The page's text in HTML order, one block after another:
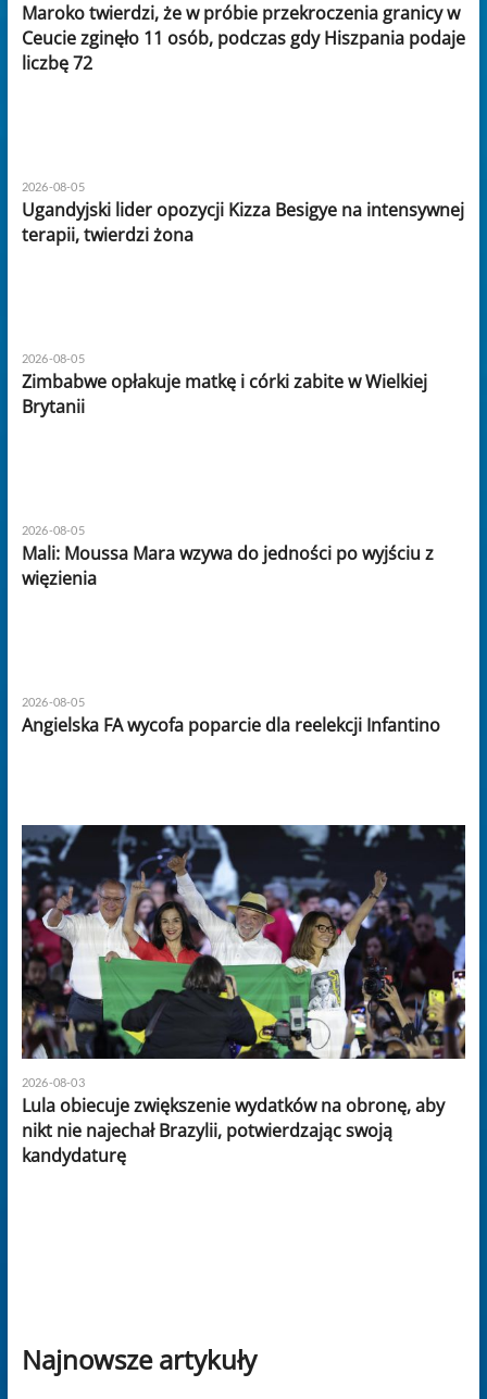
Maroko twierdzi, że w próbie przekroczenia granicy w
Ceucie zginęło 11 osób, podczas gdy Hiszpania podaje
liczbę 72
2026-08-05
Ugandyjski lider opozycji Kizza Besigye na intensywnej
terapii, twierdzi żona
2026-08-05
Zimbabwe opłakuje matkę i córki zabite w Wielkiej
Brytanii
2026-08-05
Mali: Moussa Mara wzywa do jedności po wyjściu z
więzienia
2026-08-05
Angielska FA wycofa poparcie dla reelekcji Infantino
2026-08-03
Lula obiecuje zwiększenie wydatków na obronę, aby
nikt nie najechał Brazylii, potwierdzając swoją
kandydaturę
Najnowsze artykuły